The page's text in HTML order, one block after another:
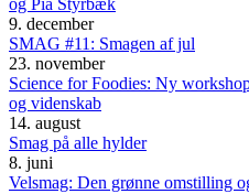
og Pia Styrbæk
9. december
SMAG #11: Smagen af jul
23. november
Science for Foodies: Ny
og videnskab
14. august
Smag på alle hylder
8. juni
Velsmag: Den grønne omstilling